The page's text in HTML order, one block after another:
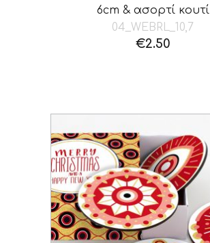
6cm & ασορτί κουτί
04_WEBRL_10,7
€2.50